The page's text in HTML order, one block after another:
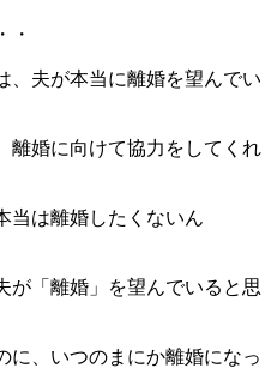
・
、夫が本当に離婚を望んでい
離婚に向けて協力をしてくれ
当は離婚したくないん
が「離婚」を望んでいると思
に、いつのまにか離婚になっ